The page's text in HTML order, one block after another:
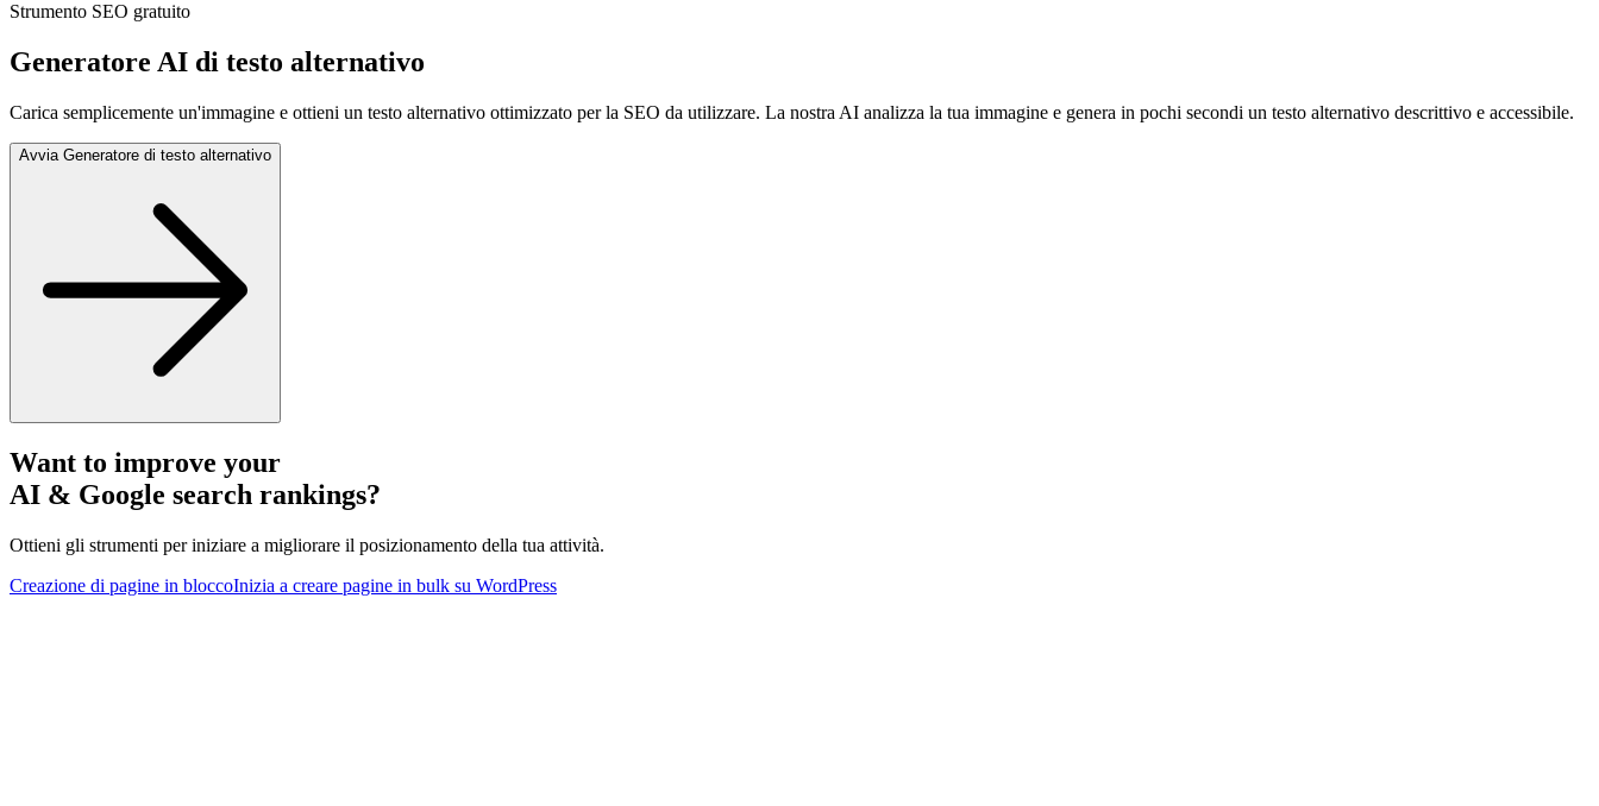
Strumento SEO gratuito
Generatore AI di testo alternativo
Carica semplicemente un'immagine e ottieni un testo alternativo ottimizzato per la SEO da utilizzare. La nostra AI analizza la tua immagine e genera in pochi secondi un testo alternativo descrittivo e accessibile.
Avvia Generatore di testo alternativo
Want to improve your
AI & Google search rankings?
Ottieni gli strumenti per iniziare a migliorare il posizionamento della tua attività.
Creazione di pagine in bloccoInizia a creare pagine in bulk su WordPress